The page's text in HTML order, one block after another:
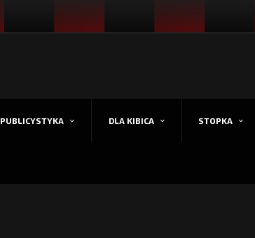
PUBLICYSTYKA DLA KIBICA STOPKA